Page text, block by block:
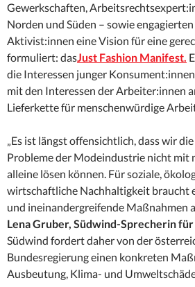
Gewerkschaften,
Norden und Süden – sowie
Aktivist:innen eine Vision für eine
formuliert: dasJust Fashion Manifest.
die Interessen junger
mit den Interessen der Arbeiter:innen
Lieferkette für menschenwürdige
„Es ist längst offensichtlich, dass wir
Probleme der Modeindustrie nicht mit
alleine lösen können. Für soziale,
wirtschaftliche Nachhaltigkeit braucht
und ineinandergreifende Maßnahmen
Lena Gruber, Südwind-Sprecherin
Südwind fordert daher von der
Bundesregierung einen konkreten
Ausbeutung, Klima- und